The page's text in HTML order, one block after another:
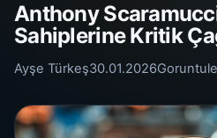
Anthony
Sahiplerine Kritik
Ayşe Türkeş30.01.2026